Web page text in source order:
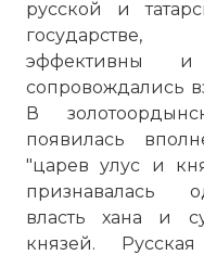
русской и
государстве,
эффективны и
сопровождались
В
появилась
"царев улус и
признавалась
власть хана и
князей.